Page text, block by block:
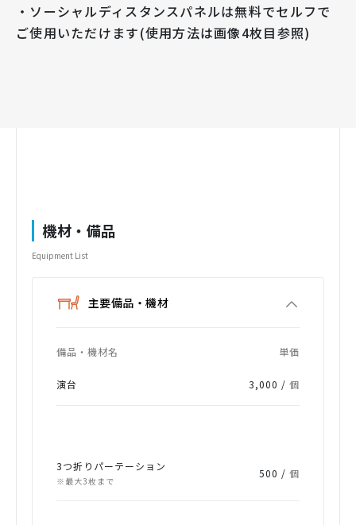
・ソーシャルディスタンスパネルは無料でセルフで
ご使用いただけます(使用方法は画像4枚目参照)
機材・備品
Equipment List
主要備品・機材
備品・機材名 単価
演台 3,000 /個
3つ折りパーテーション
※最大3枚まで
500 /個